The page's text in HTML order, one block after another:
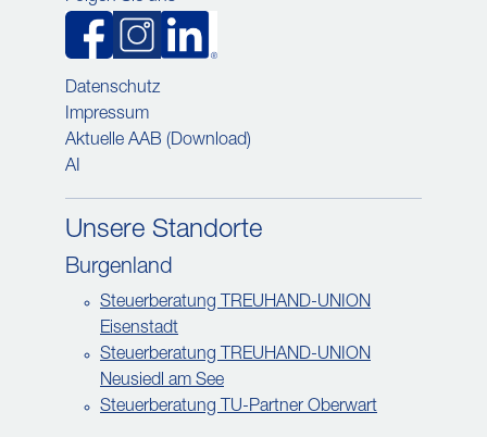
Datenschutz
Impressum
Aktuelle AAB (Download)
AI
Unsere Standorte
Burgenland
Steuerberatung TREUHAND-UNION
Eisenstadt
Steuerberatung TREUHAND-UNION
Neusiedl am See
Steuerberatung TU-Partner Oberwart